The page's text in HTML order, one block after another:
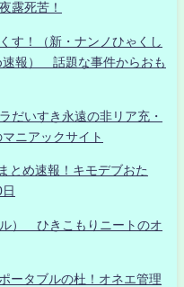
露死苦！
す！（新・ナンノひゃくし
速報） 話題な事件からおも
だいすき永遠の非リア充・
ニアックサイト
とめ速報！キモデブおた
） ひきこもりニートのオ
ータブルの杜！オネエ管理